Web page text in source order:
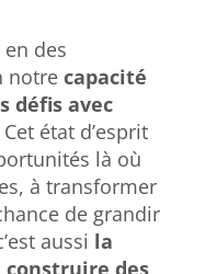
des
notre capacité
défis avec
Cet état d’esprit
là où
à transformer
de grandir
aussi la
des